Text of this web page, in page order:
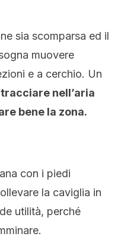
sia scomparsa ed il
muovere
e a cerchio. Un
tracciare nell’aria
bene la zona.
con i piedi
la caviglia in
utilità, perché